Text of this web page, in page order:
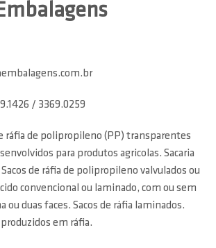
/ 3369.0259
ráfia de polipropileno (PP) transparentes
para produtos agricolas. Sacaria
de ráfia de polipropileno valvulados ou
convencional ou laminado, com ou sem
ou duas faces. Sacos de ráfia laminados.
em ráfia.